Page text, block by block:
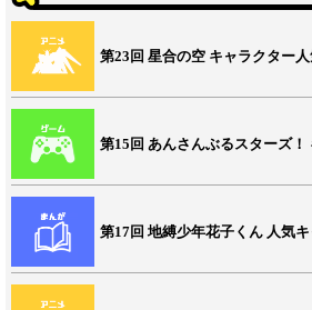
第23回 星合の空 キャラクター
第15回 あんさんぶるスターズ
第17回 地縛少年花子くん 人気